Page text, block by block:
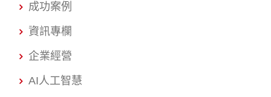
成功案例
資訊專欄
企業經營
AI人工智慧